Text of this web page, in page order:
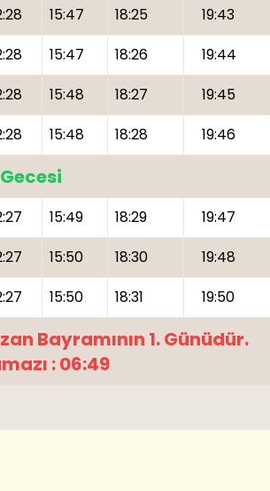
15:47 18:25
19:43
15:47 18:26
19:44
15:48 18:27
19:45
15:48 18:28 19:46
15:49 18:29
19:47
15:50 18:30
19:48
15:50 18:31 19:50
Bayramının 1. Günüdür.
: 06:49